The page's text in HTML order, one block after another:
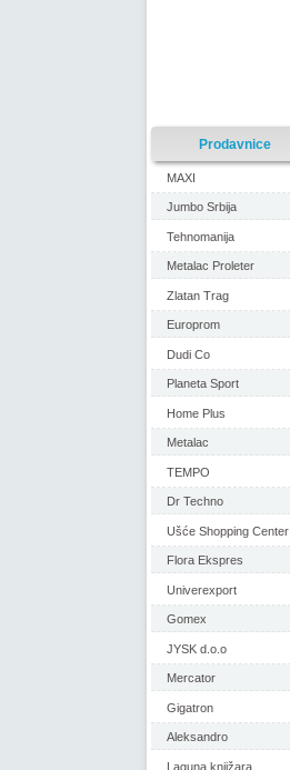
Prodavnice
MAXI
Jumbo Srbija
Tehnomanija
Metalac Proleter
Zlatan Trag
Europrom
Dudi Co
Planeta Sport
Home Plus
Metalac
TEMPO
Dr Techno
Ušće Shopping Center
Flora Ekspres
Univerexport
Gomex
JYSK d.o.o
Mercator
Gigatron
Aleksandro
Laguna knjižara